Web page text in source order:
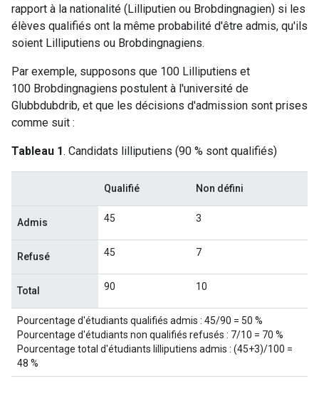
rapport à la nationalité (Lilliputien ou Brobdingnagien) si les
élèves qualifiés ont la même probabilité d'être admis, qu'ils
soient Lilliputiens ou Brobdingnagiens.
Par exemple, supposons que 100 Lilliputiens et
100 Brobdingnagiens postulent à l'université de
Glubbdubdrib, et que les décisions d'admission sont prises
comme suit :
Tableau 1. Candidats lilliputiens (90 % sont qualifiés)
Qualifié Non défini
Admis 45 3
Refusé 45 7
Total 90 10
Pourcentage d'étudiants qualifiés admis : 45/90 = 50 %
Pourcentage d'étudiants non qualifiés refusés : 7/10 = 70 %
Pourcentage total d'étudiants lilliputiens admis : (45+3)/100 =
48 %